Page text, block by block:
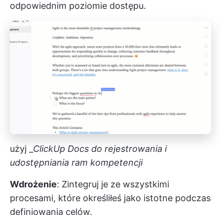
odpowiednim poziomie dostępu.
użyj _ ClickUp Docs do rejestrowania i
udostępniania ram kompetencji
Wdrożenie: Zintegruj je ze wszystkimi
procesami, które określiłeś jako istotne podczas
definiowania celów.